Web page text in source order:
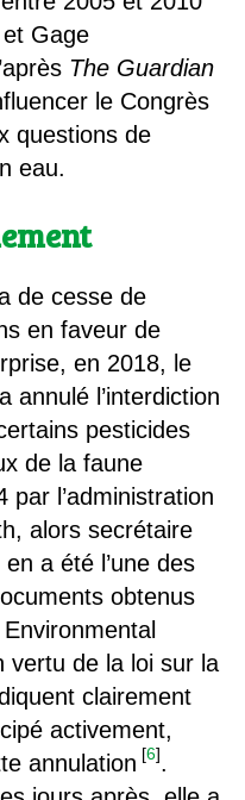
Gage
The Guardian
le Congrès
questions de
eau.
de cesse de
en faveur de
en 2018, le
annulé l’interdiction
pesticides
de la faune
par l’administration
alors secrétaire
a été l’une des
obtenus
vertu de la loi sur la
clairement
activement,
annulation [6].